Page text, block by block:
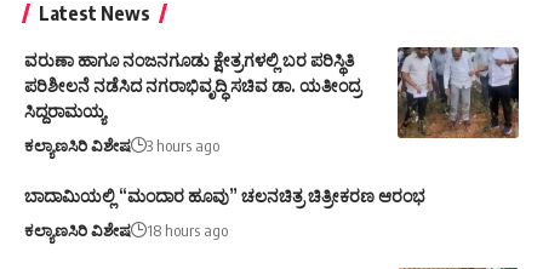
Latest News
ವರುಣಾ ಹಾಗೂ ನಂಜನಗೂಡು ಕ್ಷೇತ್ರಗಳಲ್ಲಿ ಬರ ಪರಿಸ್ಥಿತಿ
ಪರಿಶೀಲನೆ ನಡೆಸಿದ ನಗರಾಭಿವೃದ್ಧಿ ಸಚಿವ ಡಾ. ಯತೀಂದ್ರ
ಸಿದ್ದರಾಮಯ್ಯ
ಕಲ್ಯಾಣಸಿರಿ ವಿಶೇಷ 3 hours ago
ಬಾದಾಮಿಯಲ್ಲಿ “ಮಂದಾರ ಹೂವು” ಚಲನಚಿತ್ರ ಚಿತ್ರೀಕರಣ ಆರಂಭ
ಕಲ್ಯಾಣಸಿರಿ ವಿಶೇಷ 18 hours ago